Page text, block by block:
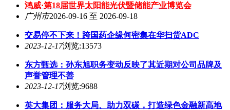
鸿威·第18届世界太阳能光伏暨储能产业博览会
广州市2026-09-16 至 2026-09-18
交易停不下来！跨国药企缘何密集在华扫货ADC
2023-12-17浏览:13573
东方甄选：孙东旭职务变动反映了其近期对公司品牌及
声誉管理不善
2023-12-17浏览:9688
英大集团：服务大局、助力双碳，打造绿色金融新高地